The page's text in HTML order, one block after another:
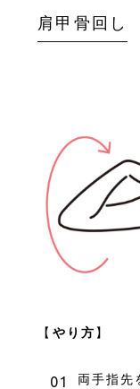
肩甲骨回し
【 やり方 】
両手指先